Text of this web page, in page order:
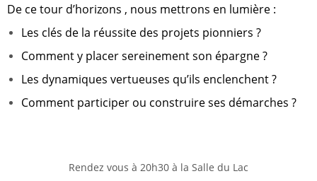
De ce tour d’horizons , nous mettrons en lumière :
Les clés de la réussite des projets pionniers ?
Comment y placer sereinement son épargne ?
Les dynamiques vertueuses qu’ils enclenchent ?
Comment participer ou construire ses démarches ?
Rendez vous à 20h30 à la Salle du Lac